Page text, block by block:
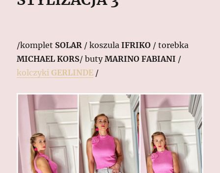
/komplet SOLAR / koszulaIFRIKO / torebka
MICHAEL KORS/ butyMARINO FABIANI /
kolczykiGERLINDE /